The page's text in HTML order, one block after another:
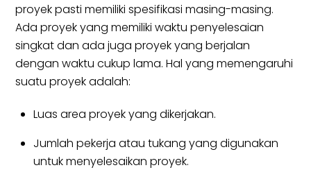
proyek pasti memiliki spesifikasi masing-masing.
Ada proyek yang memiliki waktu penyelesaian
singkat dan ada juga proyek yang berjalan
dengan waktu cukup lama. Hal yang memengaruhi
suatu proyek adalah:
Luas area proyek yang dikerjakan.
Jumlah pekerja atau tukang yang digunakan
untuk menyelesaikan proyek.